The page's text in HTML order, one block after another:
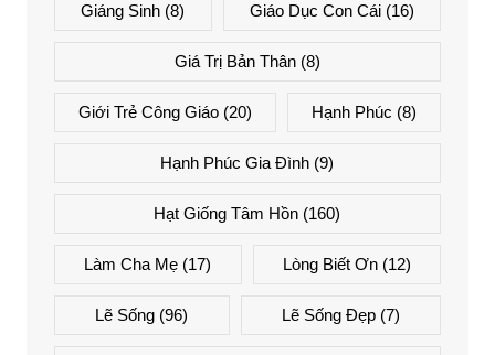
Giáng Sinh (8) Giáo Dục Con Cái(16)
Giá Trị Bản Thân(8)
Giới Trẻ Công Giáo(20) Hạnh Phúc (8)
Hạnh Phúc Gia Đình (9)
Hạt Giống Tâm Hồn (160)
Làm Cha Mẹ (17) Lòng Biết Ơn(12)
Lẽ Sống (96) Lẽ Sống Đẹp(7)